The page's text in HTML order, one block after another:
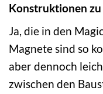
Konstruktionen zu
Ja, die in den
Magnete sind so
aber dennoch
zwischen den